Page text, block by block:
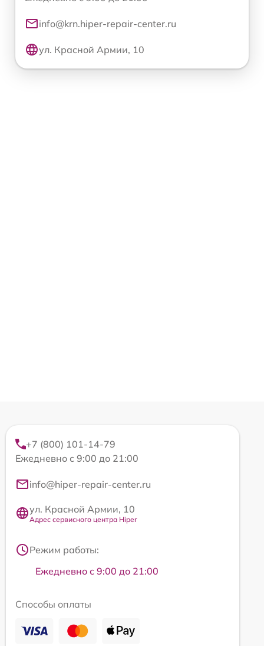
info@krn.hiper-repair-center.ru
ул. Красной Армии, 10
+7 (800) 101-14-79
Ежедневно с 9:00 до 21:00
info@hiper-repair-center.ru
ул. Красной Армии, 10
Адрес сервисного центра Hiper
Режим работы:
Ежедневно с 9:00 до 21:00
Способы оплаты